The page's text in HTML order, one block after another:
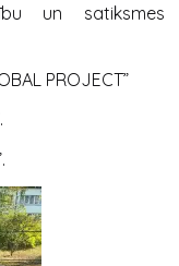
un satiksmes
PROJECT”